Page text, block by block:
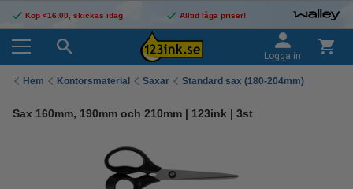
Köp <16:00, skickas idag Alltid låga priser!
Logga in
Hem Kontorsmaterial Saxar Standard sax (180-204mm)
Sax 160mm, 190mm och 210mm | 123ink | 3st